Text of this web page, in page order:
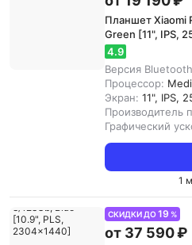
Планшет Xiaomi
Green [11", IPS,
4.9
Версия
Процессор:
Экран: 11", IPS,
Производитель
Графический
1
СКИДКИ ДО19 %
от 37 590 ₽